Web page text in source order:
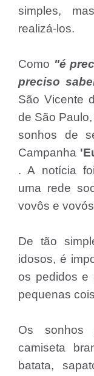
simples,
realizá-los.
Como "é
preciso
São Vicente
de São
sonhos de
Campanha
. A notícia
uma rede
vovôs e
De tão
idosos, é
os pedidos e
pequenas
Os sonhos
camiseta
batata,